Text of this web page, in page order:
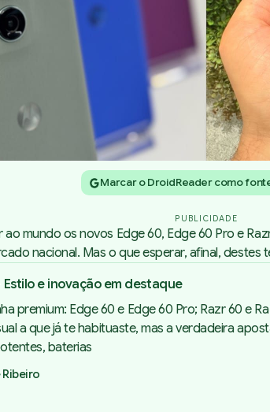
Marcar o DroidReader como
PUBLICIDADE
mundo os novos Edge 60, Edge 60 Pro e
nacional. Mas o que esperar, afinal, destes
e inovação em destaque
premium: Edge 60 e Edge 60 Pro; Razr 60 e
a que já te habituaste, mas a verdadeira
baterias
Ribeiro